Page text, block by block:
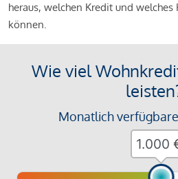
heraus, welchen Kredit und welches
können.
Wie viel
Monatlich